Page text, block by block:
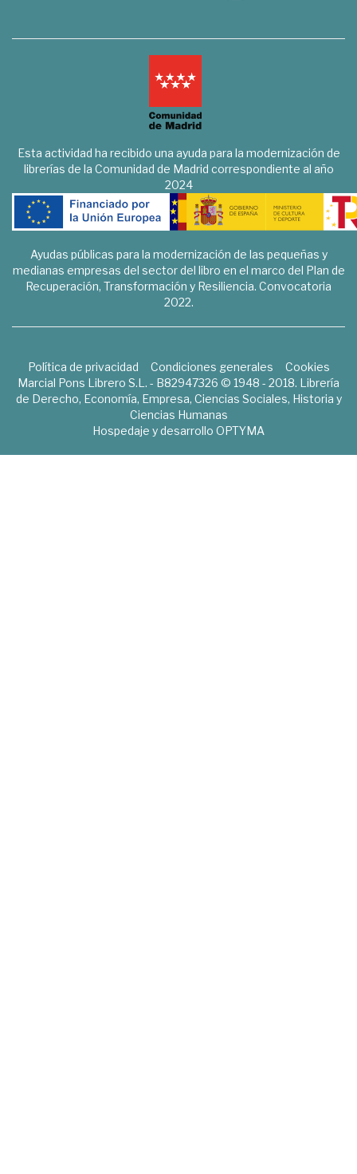
Esta actividad ha recibido una ayuda para la modernización de
librerías de la Comunidad de Madrid correspondiente al año
2024
Ayudas públicas para la modernización de las pequeñas y
medianas empresas del sector del libro en el marco del Plan de
Recuperación, Transformación y Resiliencia. Convocatoria
2022.
Política de privacidad Condiciones generales
Cookies
Marcial Pons Librero S.L. - B82947326 © 1948 - 2018. Librería
de Derecho, Economía, Empresa, Ciencias Sociales, Historia y
Ciencias Humanas
Hospedaje y desarrollo OPTYMA